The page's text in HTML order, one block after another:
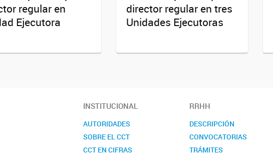
regular en
Ejecutora
director regular en tres
Unidades Ejecutoras
INSTITUCIONAL
AUTORIDADES
SOBRE EL CCT
CCT EN CIFRAS
RRHH
DESCRIPCIÓN
CONVOCATORIAS
TRÁMITES